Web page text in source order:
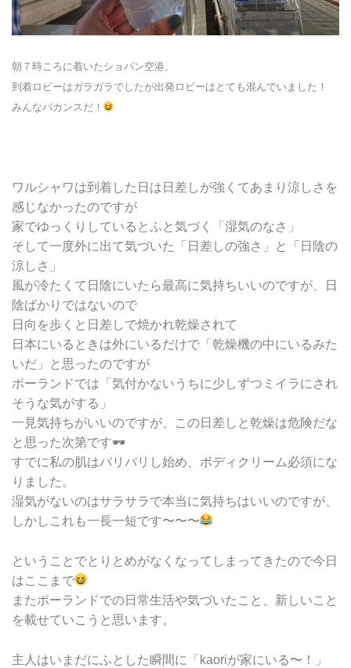
朝７時ころに着いたショパン空港。
到着ロビーはガラガラでしたが出発ロビーはとても混んでいました！
みんなバカンスだ！
ワルシャワは到着した日は日差しが強くてあまり涼しさを
感じなかったのですが
家でゆっくりしているとふと気づく「湿気のなさ」
そして一度外に出て気づいた「日差しの強さ」と「日陰の
涼しさ」
風が冷たくて日陰にいたら最高に気持ちいいのですが、日
陰ばかりではないので
日向を歩くと日差しで焼かれ乾燥されて
日本にいるときは外にいるだけで「乾燥機の中にいるみた
いだ」と思ったのですが
ポーランドでは「気付かないうちに少しずつミイラにされ
そうな気がする」
一見気持ちがいいのですが、この日差しと乾燥は危険だな
と思った次第です🕶
すでに私の肌はバリバリし始め、ボディクリーム必須にな
りました。
湿気がないのはサラサラで本当に気持ちはいいのですが、
しかしこれも一長一短です〜〜〜
ということでとりとめがなくなってしまってきたので今日
はここまで
またポーランドでの日常生活や気づいたこと、新しいこと
を載せていこうと思います。
主人はいまだにふとした瞬間に「kaoriが家にいる〜！」